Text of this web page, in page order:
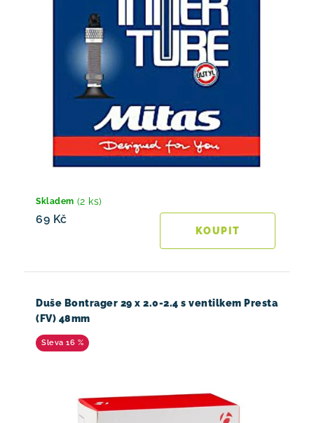
Skladem (2 ks)
69 Kč
Duše Bontrager 29 x 2.0-2.4 s ventilkem Presta
(FV) 48mm
16 %